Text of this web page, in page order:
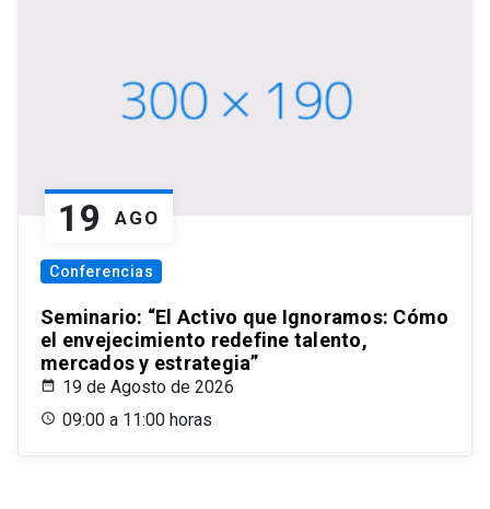
19 AGO
Conferencias
Seminario: “El Activo que Ignoramos: Cómo
el envejecimiento redefine talento,
mercados y estrategia”
19 de Agosto de 2026
09:00 a 11:00 horas